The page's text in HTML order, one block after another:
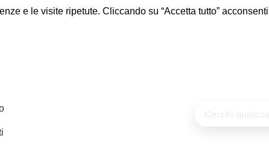
e le visite ripetute. Cliccando su “Accetta tutto”